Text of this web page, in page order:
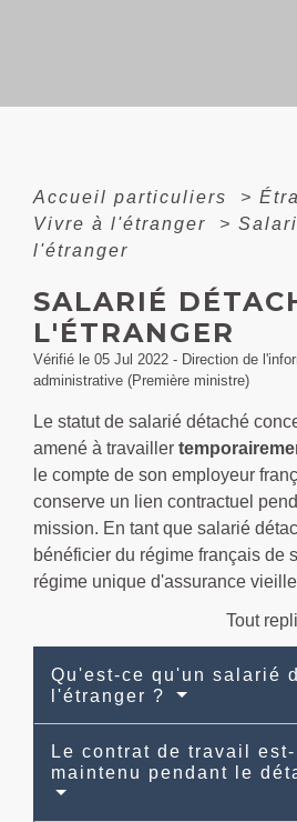
Accueil particuliers >
Vivre à l'étranger
>
l'étranger
SALARIÉ
L'ÉTRANGER
Vérifié le 05 Jul 2022 - Direction de
administrative (Première ministre)
Le statut de salarié détaché
amené à travailler
le compte de son employeur
conserve un lien contractuel
mission. En tant que salarié
bénéficier du régime français de
régime unique d'assurance
Tout
Qu'est-ce qu'un salarié
l'étranger ?
Le contrat de travail est-
maintenu pendant le